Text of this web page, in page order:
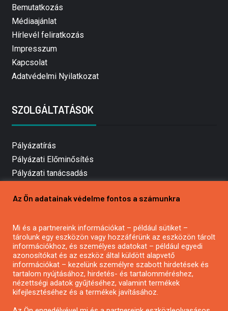
Bemutatkozás
Médiaajánlat
Hírlevél feliratkozás
Impresszum
Kapcsolat
Adatvédelmi Nyilatkozat
SZOLGÁLTATÁSOK
Pályázatírás
Pályázati Előminősítés
Pályázati tanácsadás
Mezőgazdasági pályázatírás
Pályázatírás civil szervezeteknek
Pályázatírás önkormányzatoknak
Pályázatfigyelés
Specifikus pályázatfigyelés vagy hírlevél
Az Ön adatainak védelme fontos a számunkra
Mi és a partnereink információkat – például sütiket –
tárolunk egy eszközön vagy hozzáférünk az eszközön tárolt
információkhoz, és személyes adatokat – például egyedi
azonosítókat és az eszköz által küldött alapvető
információkat – kezelünk személyre szabott hirdetések és
tartalom nyújtásához, hirdetés- és tartalomméréshez,
nézettségi adatok gyűjtéséhez, valamint termékek
kifejlesztéséhez és a termékek javításához.